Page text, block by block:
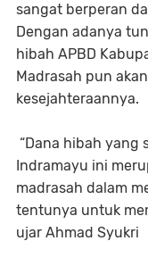
sangat berperan
Dengan adanya
hibah APBD
Madrasah pun
kesejahteraannya.
“Dana hibah yang
Indramayu ini
madrasah dalam
tentunya untuk
ujar Ahmad Syukri